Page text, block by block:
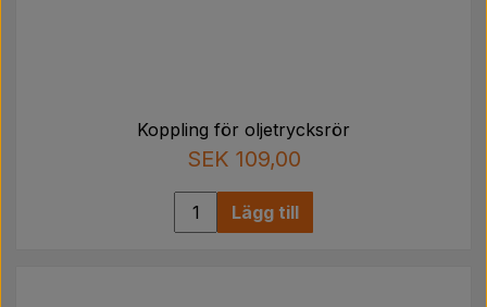
Koppling för oljetrycksrör
SEK 109,00
Lägg till